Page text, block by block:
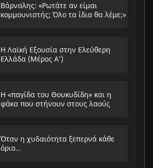
Βάρναλης: «Ρωτάτε αν είμαι
κομμουνιστής; Όλο τα ίδια θα λέμε;»
Η Λαϊκή Εξουσία στην Ελεύθερη
Ελλάδα (Μέρος Α’)
Η «παγίδα του Θουκυδίδη» και η
φάκα που στήνουν στους λαούς
Όταν η χυδαιότητα ξεπερνά κάθε
όριο…